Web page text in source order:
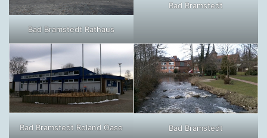
Bad Bramstedt Rathaus
Bad Bramstedt
Bad Bramstedt Roland Oase Bad Bramstedt